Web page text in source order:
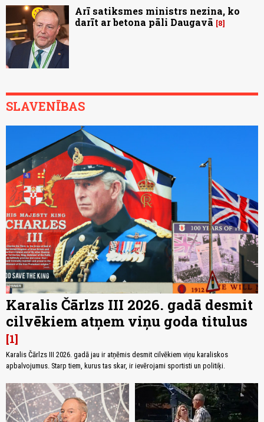
Arī satiksmes ministrs nezina, ko
darīt ar betona pāli Daugavā
8
SLAVENĪBAS
Karalis Čārlzs III 2026. gadā desmit
cilvēkiem atņem viņu goda titulus
1
Karalis Čārlzs III 2026. gadā jau ir atņēmis desmit cilvēkiem viņu karaliskos
apbalvojumus. Starp tiem, kurus tas skar, ir ievērojami sportisti un politiķi.